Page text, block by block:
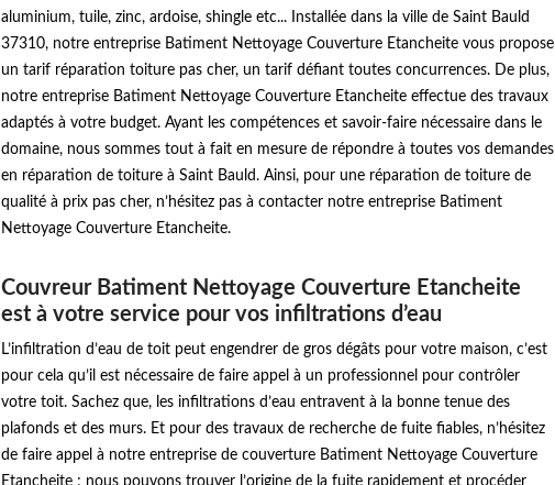
aluminium, tuile, zinc, ardoise, shingle etc... Installée dans la ville de Saint Bauld
37310, notre entreprise Batiment Nettoyage Couverture Etancheite vous propose
un tarif réparation toiture pas cher, un tarif défiant toutes concurrences. De plus,
notre entreprise Batiment Nettoyage Couverture Etancheite effectue des travaux
adaptés à votre budget. Ayant les compétences et savoir-faire nécessaire dans le
domaine, nous sommes tout à fait en mesure de répondre à toutes vos demandes
en réparation de toiture à Saint Bauld. Ainsi, pour une réparation de toiture de
qualité à prix pas cher, n’hésitez pas à contacter notre entreprise Batiment
Nettoyage Couverture Etancheite.
Couvreur Batiment Nettoyage Couverture Etancheite
est à votre service pour vos infiltrations d’eau
L’infiltration d’eau de toit peut engendrer de gros dégâts pour votre maison, c’est
pour cela qu’il est nécessaire de faire appel à un professionnel pour contrôler
votre toit. Sachez que, les infiltrations d’eau entravent à la bonne tenue des
plafonds et des murs. Et pour des travaux de recherche de fuite fiables, n’hésitez
de faire appel à notre entreprise de couverture Batiment Nettoyage Couverture
Etancheite ; nous pouvons trouver l’origine de la fuite rapidement et procéder